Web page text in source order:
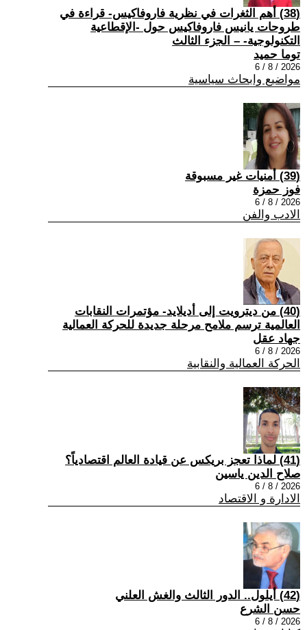
(38) أهم الثغرات في نظرية فاروفاكيس- قراءة في
طروحات يانيس فاروفاكيس حول -الإقطاعية
التكنولوجية- – الجزء الثالث
توما حميد
2026 / 8 / 6
مواضيع وابحاث سياسية
(39) أمنيات غير مسبوقة
فوز حمزة
2026 / 8 / 6
الادب والفن
(40) من ديترويت إلى أديلايد- مؤتمرات النقابات
العالمية ترسم ملامح مرحلة جديدة للحركة العمالية
جهاد عقل
2026 / 8 / 6
الحركة العمالية والنقابية
(41) لماذا تعجز بريكس عن قيادة العالم اقتصادياً؟
صلاح الدين ياسين
2026 / 8 / 6
الادارة و الاقتصاد
(42) أيلول.. الدور الثالث والغش العلني
حسن الشرع
2026 / 8 / 6